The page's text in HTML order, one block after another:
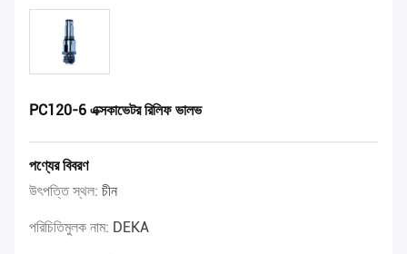
PC120-6 এক্সকাভেটর রিলিফ ভালভ
পণ্যের বিবরণ
উৎপত্তি স্থল: চীন
পরিচিতিমুলক নাম: DEKA